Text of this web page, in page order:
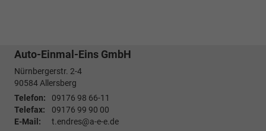
Auto-Einmal-Eins GmbH
Nürnbergerstr. 2-4
90584Allersberg
Telefon:
09176 98 66-11
Telefax:
09176 99 90 00
E-Mail:
t.endres@a-e-e.de